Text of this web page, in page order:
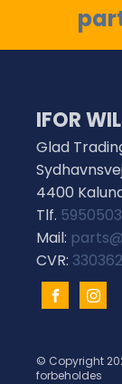
IFOR
Glad
4400
Tlf.
Mail:
CVR:
© Copyright
forbeholdes